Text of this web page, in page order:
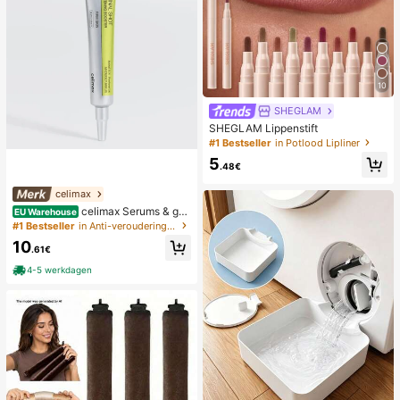
celimax
EU Warehouse celimax Serums & gez
ichtsbehandelingen
#1 Bestseller in Anti-veroudering Serums & Gezichtsbehandelingen
10.61€
4-5 werkdagen
10
SHEGLAM
SHEGLAM Lippenstift
#1 Bestseller in Potlood Lipliner
5.48€